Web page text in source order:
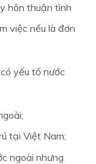
hôn thuận tình
việc nếu là đơn
yếu tố nước
tại Việt Nam;
ngoài nhưng